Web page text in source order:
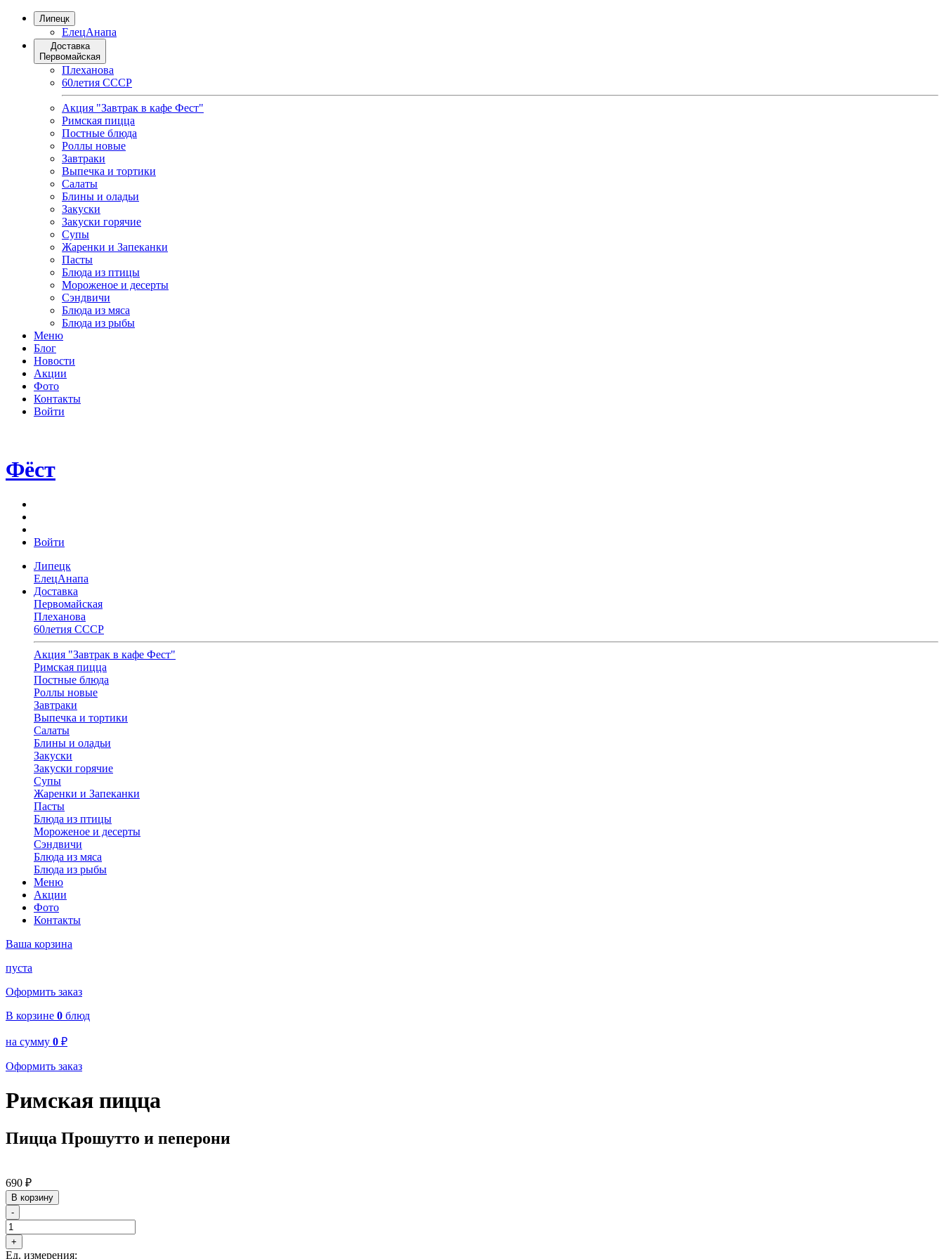
Липецк
ЕлецАнапа
Доставка
Первомайская
Плеханова
60летия СССР
Акция "Завтрак в кафе Фест"
Римская пицца
Постные блюда
Роллы новые
Завтраки
Выпечка и тортики
Салаты
Блины и оладьи
Закуски
Закуски горячие
Супы
Жаренки и Запеканки
Пасты
Блюда из птицы
Мороженое и десерты
Сэндвичи
Блюда из мяса
Блюда из рыбы
Меню
Блог
Новости
Акции
Фото
Контакты
Войти
Фёст
Войти
Липецк
ЕлецАнапа
Доставка
Первомайская
Плеханова
60летия СССР
Акция "Завтрак в кафе Фест"
Римская пицца
Постные блюда
Роллы новые
Завтраки
Выпечка и тортики
Салаты
Блины и оладьи
Закуски
Закуски горячие
Супы
Жаренки и Запеканки
Пасты
Блюда из птицы
Мороженое и десерты
Сэндвичи
Блюда из мяса
Блюда из рыбы
Меню
Акции
Фото
Контакты
Ваша корзина
пуста
Оформить заказ
В корзине 0 блюд
на сумму 0 ₽
Оформить заказ
Римская пицца
Пицца Прошутто и пеперони
690 ₽
В корзину
-
+
Ед. измерения: